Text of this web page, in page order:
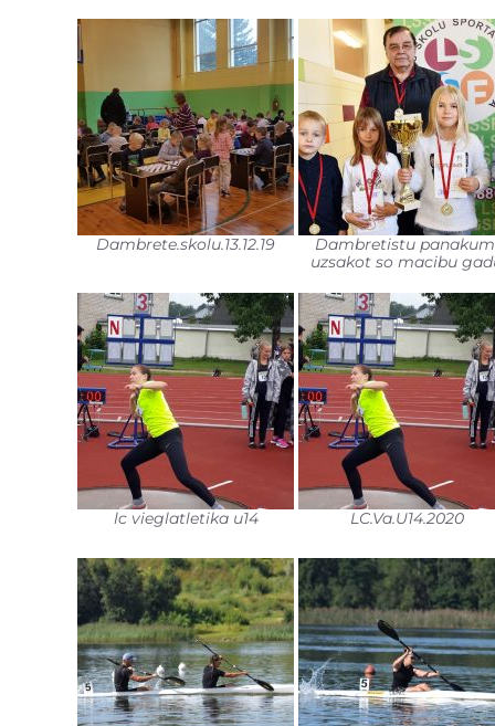
Dambrete.skolu.13.12.19
Dambretistu
uzsakot so macibu
lc vieglatletika u14 LC.Va.U14.2020